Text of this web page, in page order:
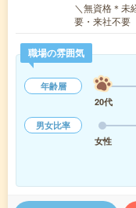
＼無資格＊
要・来社不要
職場の雰囲気
年齢層
20代
男女比率
女性